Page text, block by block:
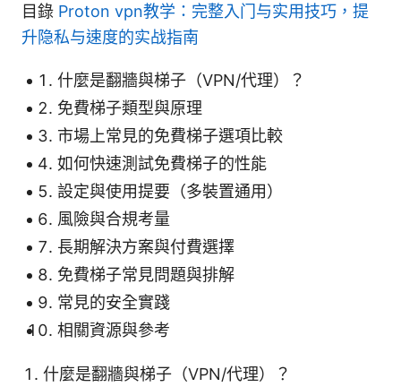
目錄 Proton vpn教学：完整入门与实用技巧，提
升隐私与速度的实战指南
什麼是翻牆與梯子（VPN/代理）？
免費梯子類型與原理
市場上常見的免費梯子選項比較
如何快速測試免費梯子的性能
設定與使用提要（多裝置通用）
風險與合規考量
長期解決方案與付費選擇
免費梯子常見問題與排解
常見的安全實踐
相關資源與參考
什麼是翻牆與梯子（VPN/代理）？